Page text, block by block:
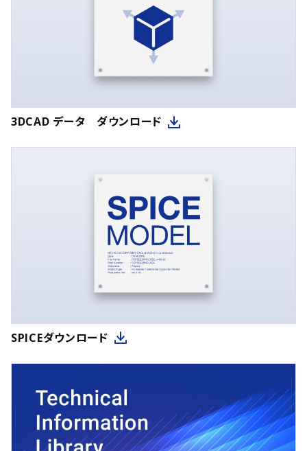
3DCAD データ ダウンロード
SPICEダウンロード